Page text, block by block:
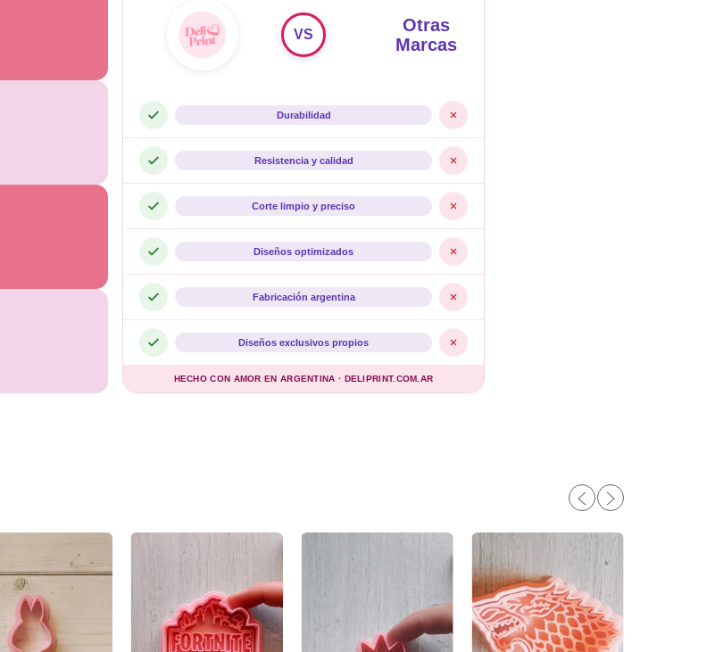
Otras
Marcas
VS
Durabilidad
Resistencia y calidad
Corte limpio y preciso
Diseños optimizados
Fabricación argentina
Diseños exclusivos propios
HECHO CON AMOR EN ARGENTINA · DELIPRINT.COM.AR